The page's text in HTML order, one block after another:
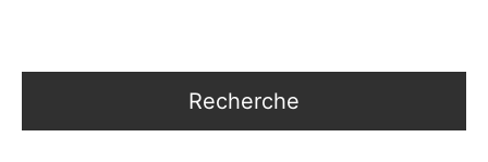
Recherche